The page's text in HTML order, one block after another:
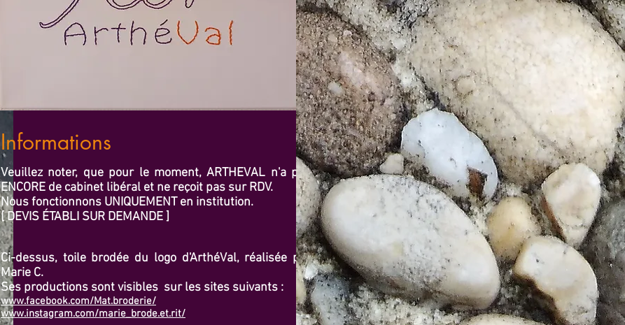
Informations
Veuillez noter, que pour le moment, ARTHEVAL n'a pas
ENCORE de cabinet libéral et ne reçoit pas sur RDV.
Nous fonctionnons UNIQUEMENT en institution.
[ DEVIS ÉTABLI SUR DEMANDE ]
Ci-dessus, toile brodée du logo d'ArthéVal, réalisée par
Marie C.
Ses productions sont visibles sur les sites suivants :
www.facebook.com/Mat.broderie/
www.instagram.com/marie_brode.et.rit/